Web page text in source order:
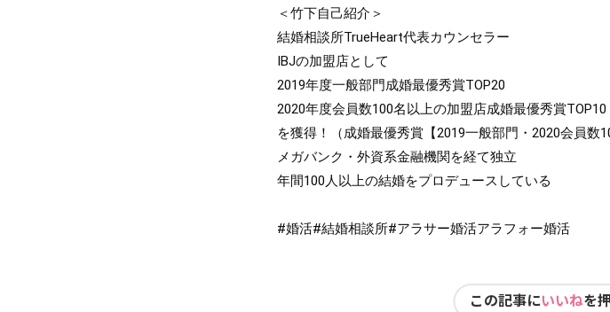
＜竹下自己紹介＞
結婚相談所TrueHeart代表カウンセラー
IBJの加盟店として
2019年度一般部門成婚最優秀賞TOP20
2020年度会員数100名以上の加盟店成婚最優秀賞TOP10
を獲得！（成婚最優秀賞【2019一般部門・2020会員数
メガバンク・外資系金融機関を経て独立
年間100人以上の結婚をプロデュースしている
#婚活#結婚相談所#アラサー婚活アラフォー婚活
この記事にいいねを